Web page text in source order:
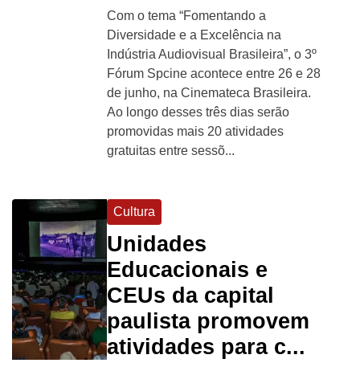
Com o tema “Fomentando a
Diversidade e a Excelência na
Indústria Audiovisual Brasileira”, o 3º
Fórum Spcine acontece entre 26 e 28
de junho, na Cinemateca Brasileira.
Ao longo desses três dias serão
promovidas mais 20 atividades
gratuitas entre sessõ...
Cultura
Unidades
Educacionais e
CEUs da capital
paulista promovem
atividades para c...